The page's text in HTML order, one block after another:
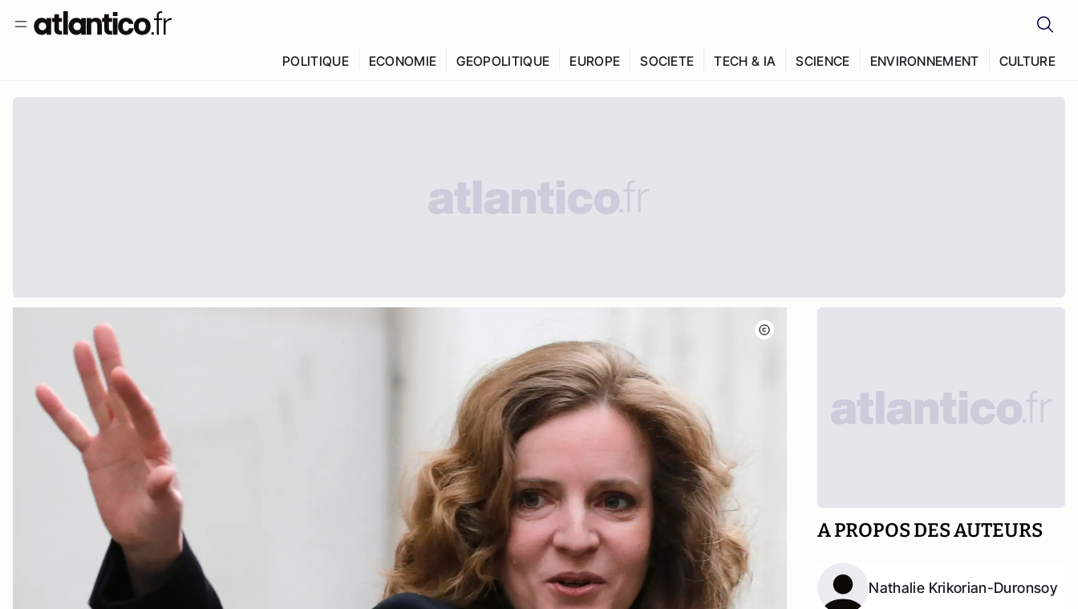
POLITIQUE ECONOMIE GEOPOLITIQUE EUROPE SOCIETE TECH & IA SCIENCE ENVIRONNEMENT CULTURE
A PROPOS DES AUTEURS
Nathalie Krikorian-Duronsoy